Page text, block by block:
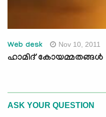
Web desk Nov 10, 2011
ഹാമിദ് കോയമ്മതങ്ങള്‍
ASK YOUR QUESTION